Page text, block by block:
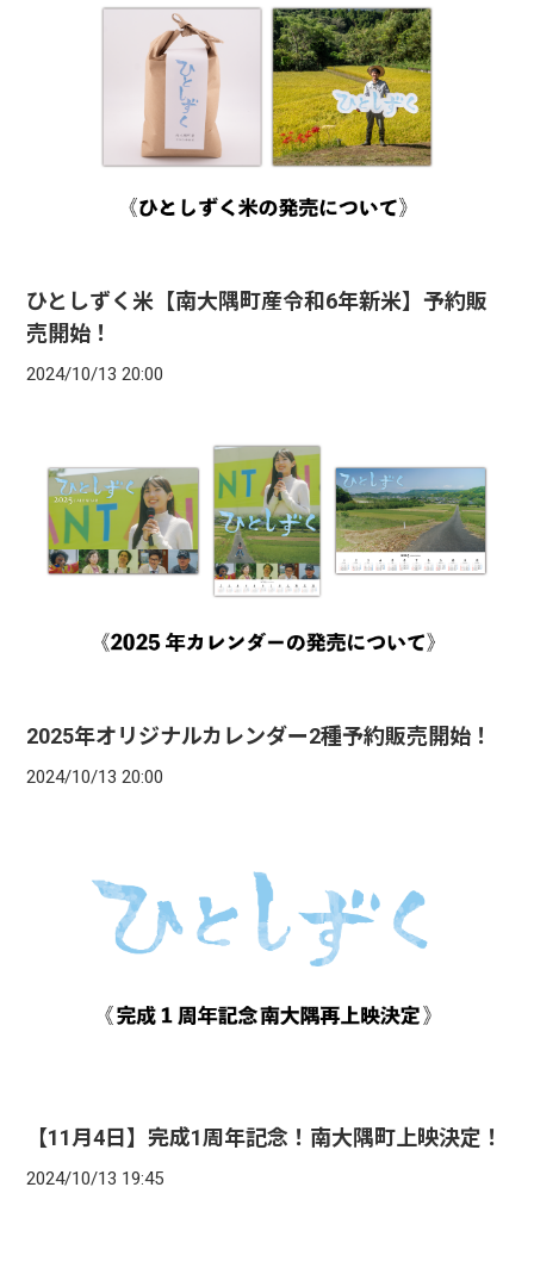
ひとしずく米【南大隅町産令和6年新米】予約販
売開始！
2024/10/13 20:00
2025年オリジナルカレンダー2種予約販売開始！
2024/10/13 20:00
【11月4日】完成1周年記念！南大隅町上映決定！
2024/10/13 19:45